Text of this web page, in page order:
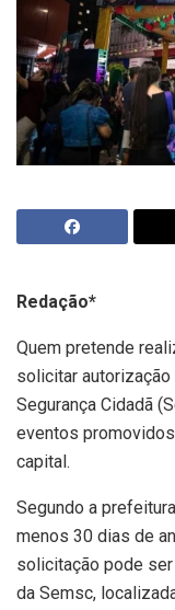
Redação*
Quem pretende
solicitar
Segurança Cidadã
eventos
capital.
Segundo a
menos 30 dias de
solicitação pode
da Semsc,